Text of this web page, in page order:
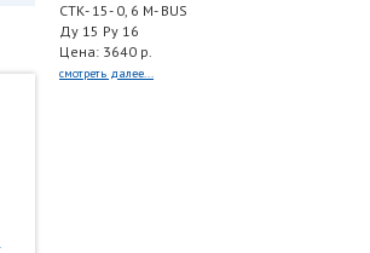
СТК- 15- 0, 6 M- BUS
Ду 15 Ру 16
Цена: 3640 р.
смотреть далее...